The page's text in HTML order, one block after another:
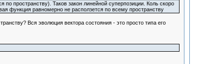
пространству). Таков закон линейной суперпозиции. Коль скоро
функция равномерно не расползется по всему пространству
Вся эволюция вектора состояния - это просто типа его